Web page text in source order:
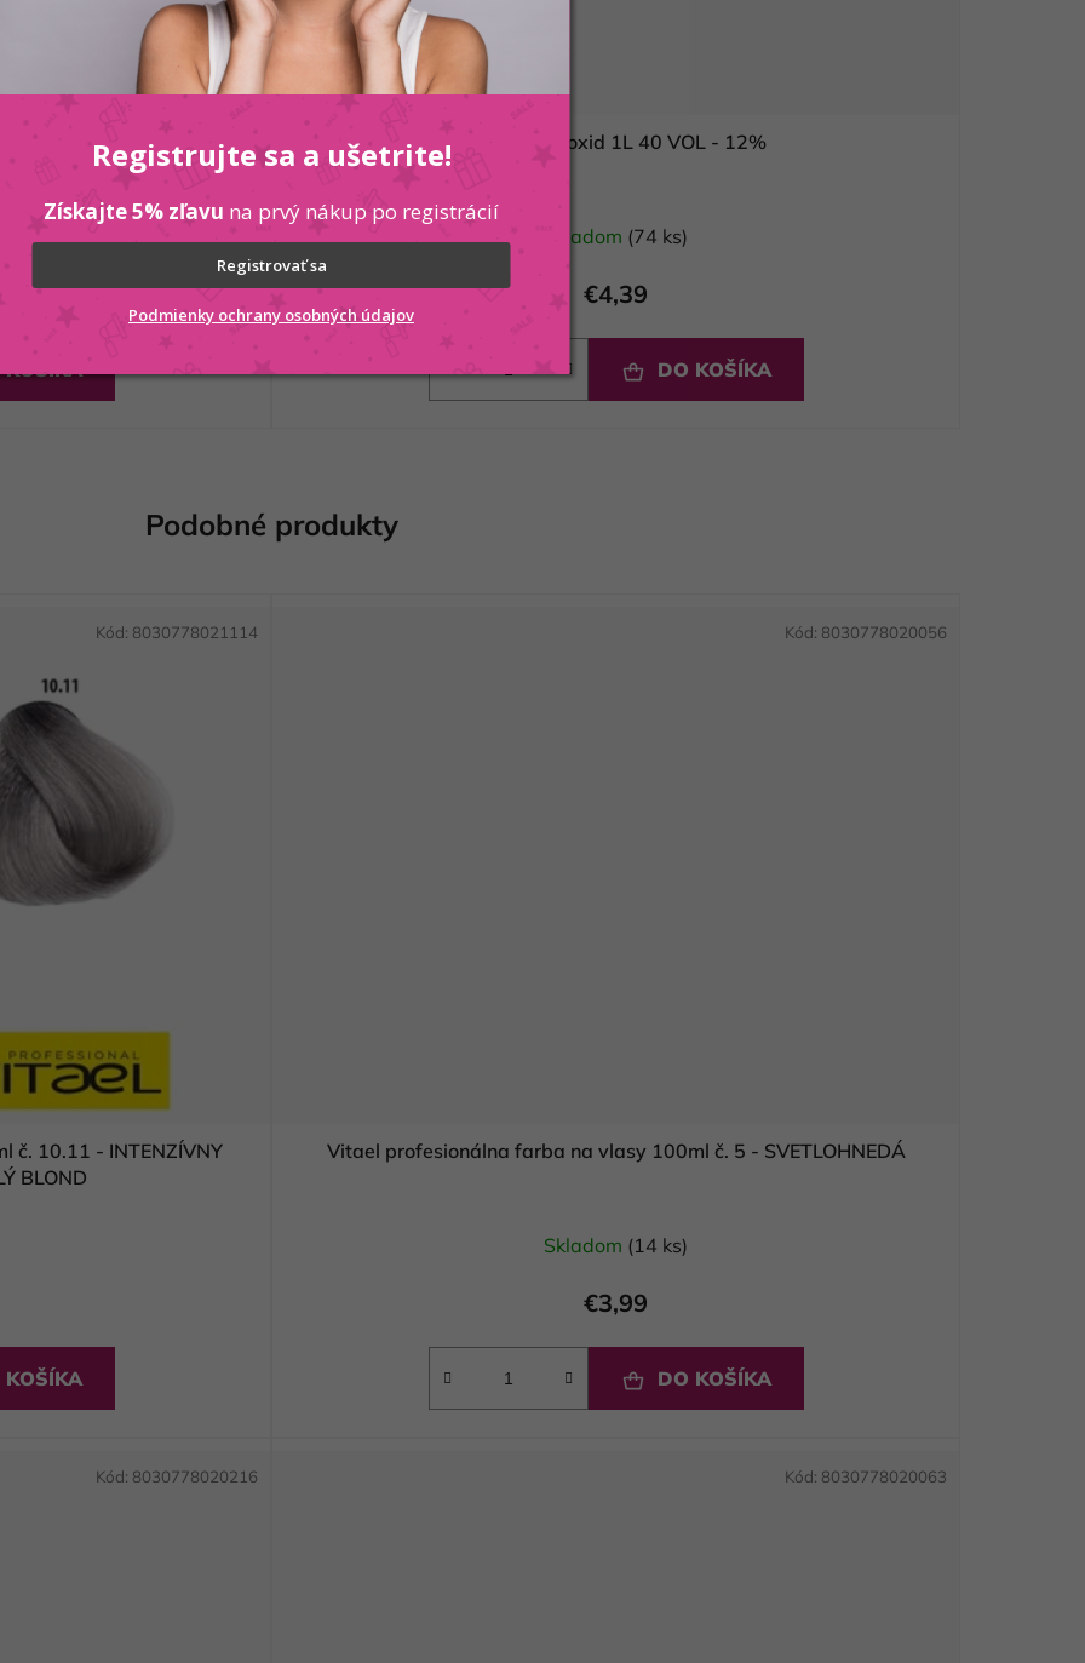
12% - 1000 ml
KOŠÍKA
VITAEL peroxid 1L 40 VOL - 12%
Skladom (74 ks)
€4,39
DO KOŠÍKA
Podobné produkty
č. 10.11 - INTENZÍVNY
BLOND
KOŠÍKA
Kód: 8030778021114
Vitael profesionálna farba na vlasy 100ml č. 5 - SVETLOHNEDÁ
Skladom (14 ks)
€3,99
DO KOŠÍKA
Kód: 8030778020056
Kód: 8030778020216 Kód: 8030778020063
Registrujte sa a ušetrite!
Získajte 5% zľavu na prvý nákup po registrácií
Registrovať sa
Podmienky ochrany osobných údajov